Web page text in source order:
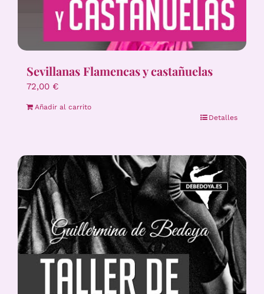
Sevillanas Flamencas y castañuelas
72,00 €
Añadir al carrito
Detalles